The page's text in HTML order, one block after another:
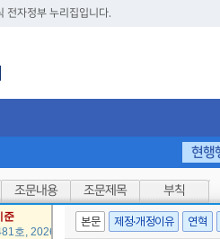
전자정부 누리집입니다.
현행
조문내용 조문제목 부칙
준
호, 2026. 6. 26., 일부개정]
본문 제정·개정이유 연혁